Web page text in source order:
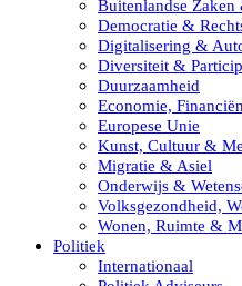
Buitenlandse Zaken
Democratie &
Digitalisering &
Diversiteit &
Duurzaamheid
Economie,
Europese Unie
Kunst, Cultuur &
Migratie & Asiel
Onderwijs &
Volksgezondheid,
Wonen, Ruimte &
Politiek
Internationaal